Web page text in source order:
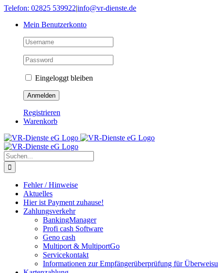
Skip
content
Telefon: 02825 539922|info@vr-dienste.de
Mein Benutzerkonto
Eingeloggt bleiben
Registrieren
Warenkorb
Suche
nach:
Fehler / Hinweise
Aktuelles
Hier ist Payment zuhause!
Zahlungsverkehr
BankingManager
Profi cash Software
Geno cash
Multiport & MultiportGo
Servicekontakt
Informationen zur Empfängerüberprüfung für